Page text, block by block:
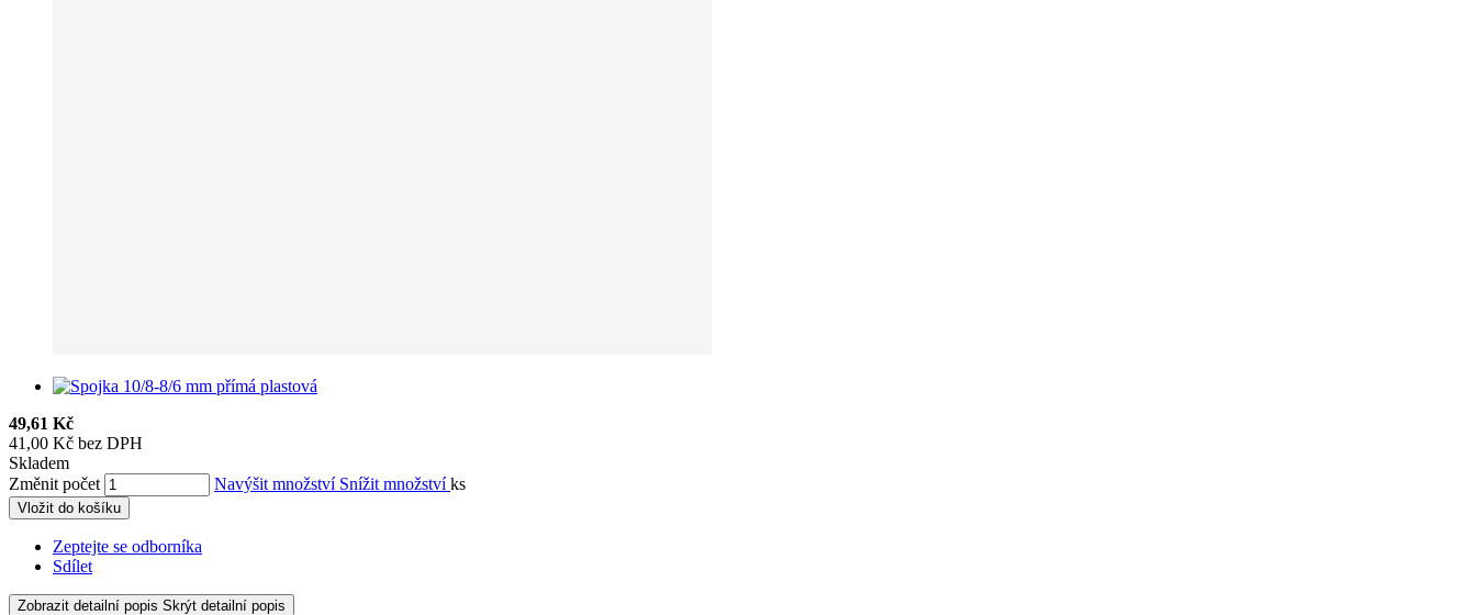
49,61 Kč
41,00 Kč bez DPH
Skladem
Změnit počet
Navýšit množství Snížit množstvíks
Vložit do košíku
Zeptejte se odborníka
Sdílet
Zobrazit detailní popis Skrýt detailní popis